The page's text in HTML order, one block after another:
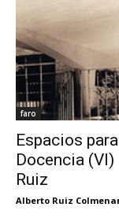
faro
Espacios
Docencia
Ruiz
Alberto Ruiz